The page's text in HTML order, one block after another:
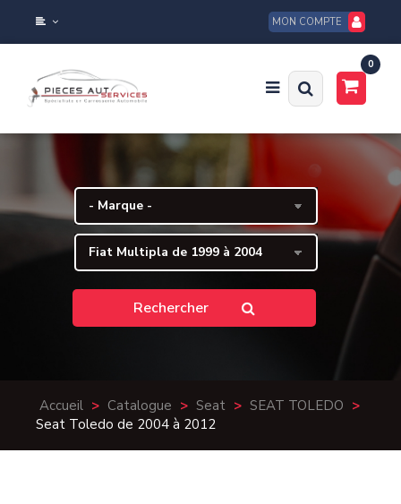
MON COMPTE
0
Accueil > Catalogue > Seat > SEAT TOLEDO >
Seat Toledo de 2004 à 2012